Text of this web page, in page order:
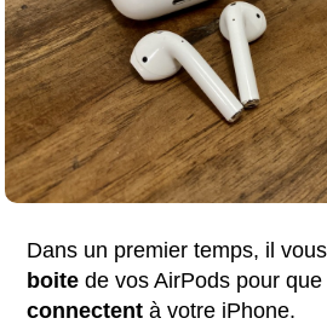
Dans un premier temps, il
boite de vos AirPods pour
connectent à votre iPhone.